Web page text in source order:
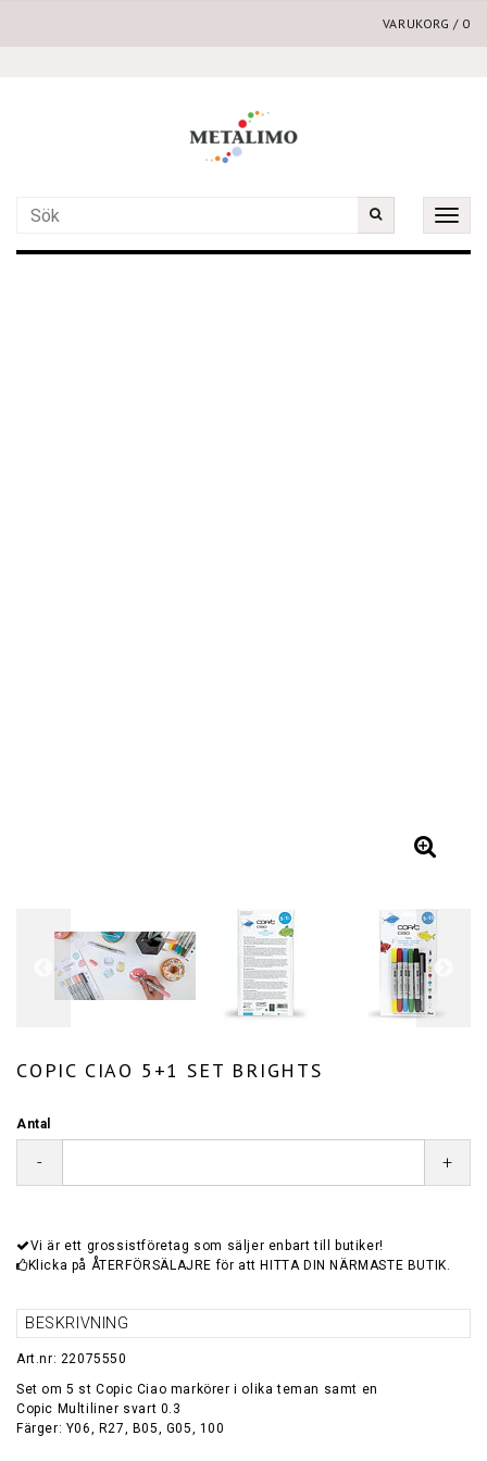
VARUKORG / 0
Toggle
COPIC CIAO 5+1 SET BRIGHTS
Antal
- +
Vi är ett grossistföretag som säljer enbart till butiker!
Klicka på ÅTERFÖRSÄLAJRE för att HITTA DIN NÄRMASTE BUTIK.
BESKRIVNING
Art.nr: 22075550
Set om 5 st Copic Ciao markörer i olika teman samt en
Copic Multiliner svart 0.3
Färger: Y06, R27, B05, G05, 100